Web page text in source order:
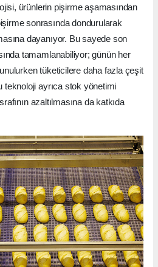
ürünlerin pişirme aşamasından
sonrasında dondurularak
dayanıyor. Bu sayede son
tamamlanabiliyor; günün her
tüketicilere daha fazla çeşit
teknoloji ayrıca stok yönetimi
azaltılmasına da katkıda